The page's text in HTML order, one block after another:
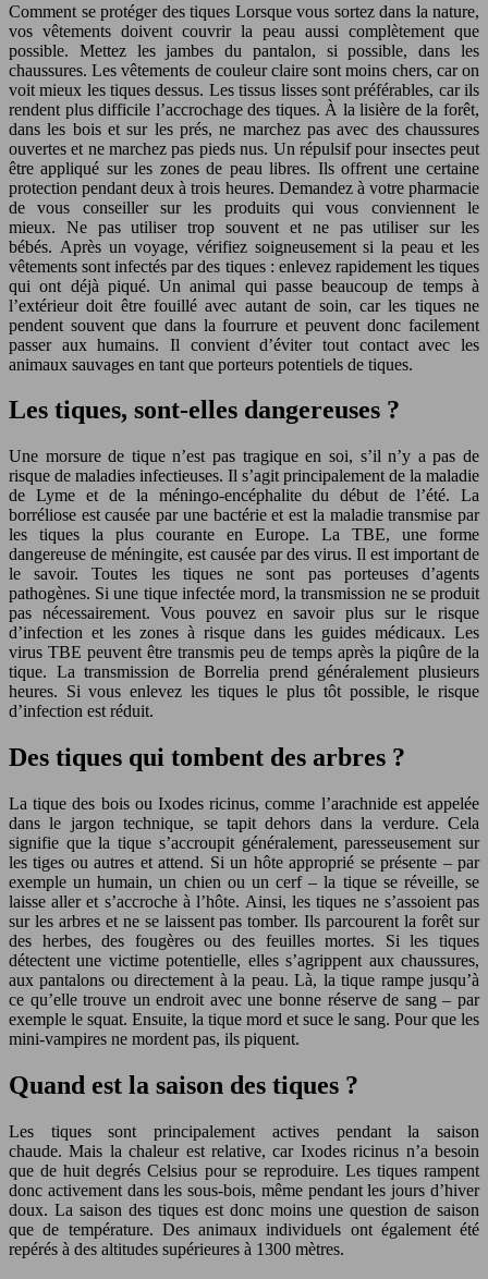
Comment se protéger des tiques Lorsque vous sortez dans la nature,
vos vêtements doivent couvrir la peau aussi complètement que
possible. Mettez les jambes du pantalon, si possible, dans les
chaussures. Les vêtements de couleur claire sont moins chers, car on
voit mieux les tiques dessus. Les tissus lisses sont préférables, car ils
rendent plus difficile l’accrochage des tiques. À la lisière de la forêt,
dans les bois et sur les prés, ne marchez pas avec des chaussures
ouvertes et ne marchez pas pieds nus. Un répulsif pour insectes peut
être appliqué sur les zones de peau libres. Ils offrent une certaine
protection pendant deux à trois heures. Demandez à votre pharmacie
de vous conseiller sur les produits qui vous conviennent le
mieux. Ne pas utiliser trop souvent et ne pas utiliser sur les
bébés. Après un voyage, vérifiez soigneusement si la peau et les
vêtements sont infectés par des tiques : enlevez rapidement les tiques
qui ont déjà piqué. Un animal qui passe beaucoup de temps à
l’extérieur doit être fouillé avec autant de soin, car les tiques ne
pendent souvent que dans la fourrure et peuvent donc facilement
passer aux humains. Il convient d’éviter tout contact avec les
animaux sauvages en tant que porteurs potentiels de tiques.
Les tiques, sont-elles dangereuses ?
Une morsure de tique n’est pas tragique en soi, s’il n’y a pas de
risque de maladies infectieuses. Il s’agit principalement de la maladie
de Lyme et de la méningo-encéphalite du début de l’été. La
borréliose est causée par une bactérie et est la maladie transmise par
les tiques la plus courante en Europe. La TBE, une forme
dangereuse de méningite, est causée par des virus. Il est important de
le savoir. Toutes les tiques ne sont pas porteuses d’agents
pathogènes. Si une tique infectée mord, la transmission ne se produit
pas nécessairement. Vous pouvez en savoir plus sur le risque
d’infection et les zones à risque dans les guides médicaux. Les
virus TBE peuvent être transmis peu de temps après la piqûre de la
tique. La transmission de Borrelia prend généralement plusieurs
heures. Si vous enlevez les tiques le plus tôt possible, le risque
d’infection est réduit.
Des tiques qui tombent des arbres ?
La tique des bois ou Ixodes ricinus, comme l’arachnide est appelée
dans le jargon technique, se tapit dehors dans la verdure. Cela
signifie que la tique s’accroupit généralement, paresseusement sur
les tiges ou autres et attend. Si un hôte approprié se présente – par
exemple un humain, un chien ou un cerf – la tique se réveille, se
laisse aller et s’accroche à l’hôte. Ainsi, les tiques ne s’assoient pas
sur les arbres et ne se laissent pas tomber. Ils parcourent la forêt sur
des herbes, des fougères ou des feuilles mortes. Si les tiques
détectent une victime potentielle, elles s’agrippent aux chaussures,
aux pantalons ou directement à la peau. Là, la tique rampe jusqu’à
ce qu’elle trouve un endroit avec une bonne réserve de sang – par
exemple le squat. Ensuite, la tique mord et suce le sang. Pour que les
mini-vampires ne mordent pas, ils piquent.
Quand est la saison des tiques ?
Les tiques sont principalement actives pendant la saison
chaude. Mais la chaleur est relative, car Ixodes ricinus n’a besoin
que de huit degrés Celsius pour se reproduire. Les tiques rampent
donc activement dans les sous-bois, même pendant les jours d’hiver
doux. La saison des tiques est donc moins une question de saison
que de température. Des animaux individuels ont également été
repérés à des altitudes supérieures à 1300 mètres.